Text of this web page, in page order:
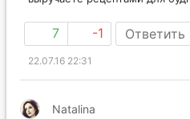
7 -1 Ответить
22.07.16 22:31
Natalina